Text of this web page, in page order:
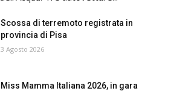
Scossa di terremoto registrata in
provincia di Pisa
3 Agosto 2026
Miss Mamma Italiana 2026, in gara